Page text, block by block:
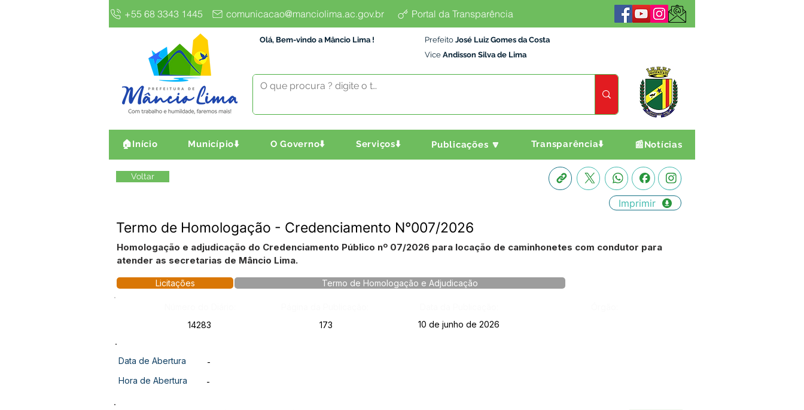
+55 68 3343 1445 comunicacao@manciolima.ac.gov.br Portal da Transparência
Olá, Bem-vindo a Mâncio Lima ! Prefeito José Luiz Gomes da Costa
Vice Andisson Silva de Lima
🏠Início Município⬇️ O Governo⬇️ Serviços⬇️ Publicações 🔽 Transparência⬇️ 📰Notícias
Voltar
Imprimir
Termo de Homologação - Credenciamento N°007/2026
Homologação e adjudicação do Credenciamento Público nº 07/2026 para locação de caminhonetes com condutor para
atender as secretarias de Mâncio Lima.
Licitações Termo de Homologação e Adjudicação
14283
173 10 de junho de 2026
Data de Abertura
-
Hora de Abertura
-